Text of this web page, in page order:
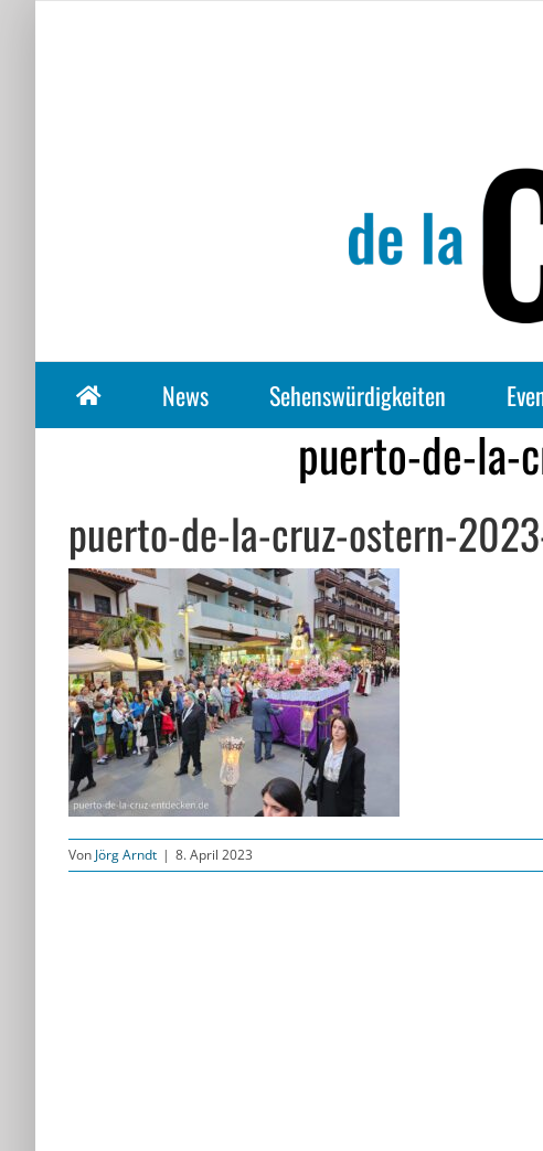
News Sehenswürdigkeiten
puerto-de-la-
puerto-de-la-cruz-ostern-
Von Jörg Arndt | 8. April 2023